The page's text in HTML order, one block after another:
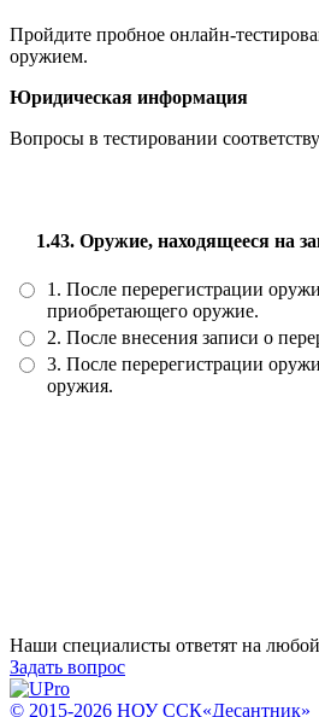
Пройдите пробное онлайн-
оружием.
Юридическая информация
Вопросы в тестировании
1.43. Оружие, находящееся на
1. После перерегистрации
приобретающего оружие.
2. После внесения записи о
3. После перерегистрации
оружия.
Наши специалисты ответят на
Задать вопрос
© 2015-2026 НОУ ССК«Десантник»